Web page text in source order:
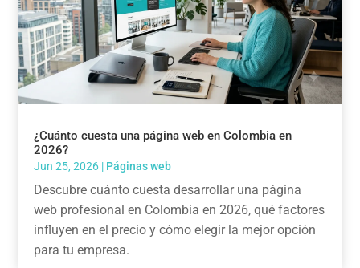
¿Cuánto cuesta una página web en Colombia en
2026?
Jun 25, 2026 | Páginas web
Descubre cuánto cuesta desarrollar una página
web profesional en Colombia en 2026, qué factores
influyen en el precio y cómo elegir la mejor opción
para tu empresa.